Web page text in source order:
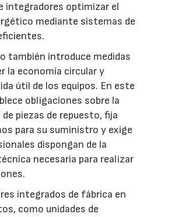
integradores optimizar el
mediante sistemas de
también introduce medidas
la economía circular y
útil de los equipos. En este
obligaciones sobre la
piezas de repuesto, fija
para su suministro y exige
dispongan de la
necesaria para realizar
integrados de fábrica en
como unidades de